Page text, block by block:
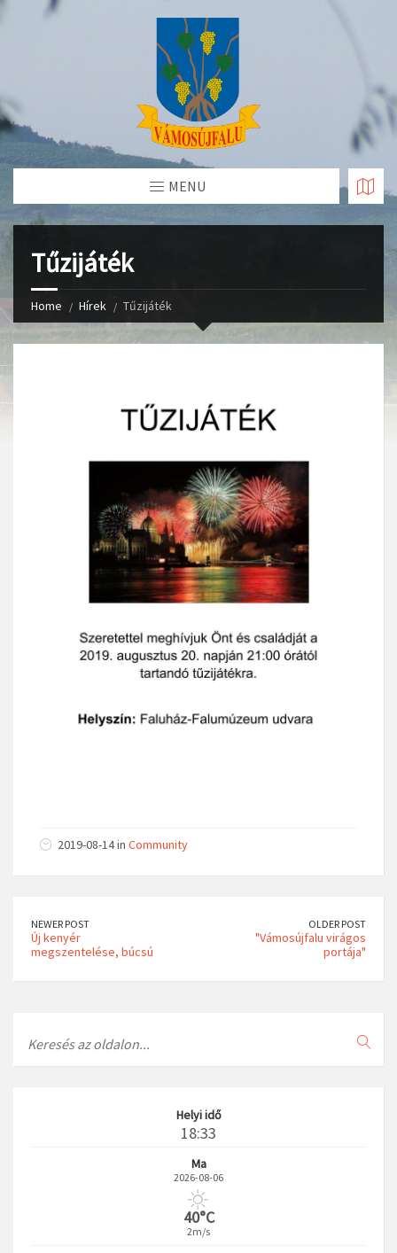
Skip
MENU
Tűzijáték
Home Hírek Tűzijáték
2019-08-14 in Community
NEWER POST
Új kenyér
megszentelése, búcsú
OLDER POST
"Vámosújfalu virágos
portája"
Helyi idő
18:33
Ma
2026-08-06
40°C
2m/s